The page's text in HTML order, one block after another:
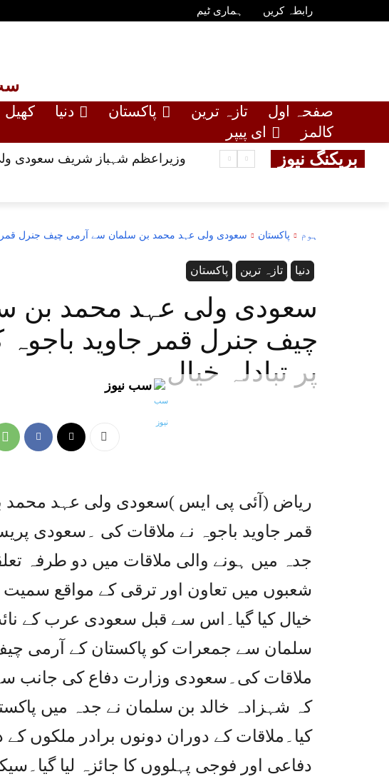
رابطہ کریں ہماری ٹیم
صفحہ اول تازہ ترین پاکستان دنیا کھیل
کالمز
ای پیپر
بریکنگ نیوز وزیراعظم شہباز شریف سعودی
ہوم پاکستان سعودی ولی عہد محمد بن سلمان سے آرمی چیف جنرل قمر
پاکستان تازہ ترین دنیا
سعودی ولی عہد محمد بن
چیف جنرل قمر جاوید باجوہ
پر تبادلہ خیال
سب نیوز
ریاض (آئی پی ایس )سعودی ولی عہد
قمر جاوید باجوہ نے ملاقات کی ۔سعودی
جدہ میں ہونے والی ملاقات میں دو طرفہ
شعبوں میں تعاون اور ترقی کے مواقع سمیت
خیال کیا گیا۔اس سے قبل سعودی عرب کے
سلمان سے جمعرات کو پاکستان کے آرمی
ملاقات کی۔سعودی وزارت دفاع کی جانب سے
کہ شہزادہ خالد بن سلمان نے جدہ میں
کیا۔ملاقات کے دوران دونوں برادر ملکوں
دفاعی اور فوجی پہلووں کا جائزہ لیا